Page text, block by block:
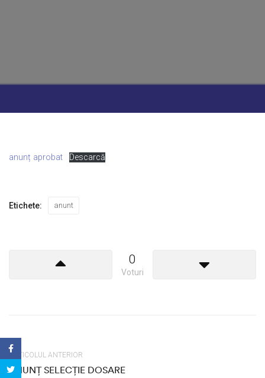
anunț aprobat Descarcă
Etichete: anunt
0
Voturi
ARTICOLUL ANTERIOR
ANUNȚ SELECȚIE DOSARE